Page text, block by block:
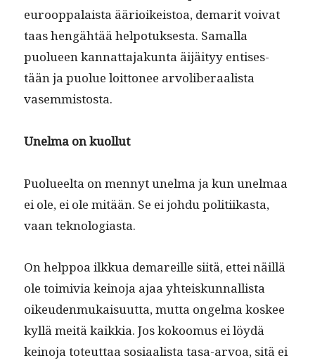
euroop­palaista ääri­oikeis­toa, demar­it voivat
taas hengähtää helpo­tuk­ses­ta. Samal­la
puolueen kan­nat­ta­jakun­ta äijäi­tyy entis­es­
tään ja puolue loit­tonee arvolib­er­aal­ista
vasemmistosta.
Unel­ma on kuollut
Puolueelta on men­nyt unel­ma ja kun unel­maa
ei ole, ei ole mitään. Se ei johdu poli­ti­ikas­ta,
vaan teknologiasta.
On help­poa ilkkua demareille siitä, ettei näil­lä
ole toimivia keino­ja ajaa yhteiskun­nal­lista
oikeu­den­mukaisu­ut­ta, mut­ta ongel­ma kos­kee
kyl­lä meitä kaikkia. Jos kokoomus ei löy­dä
keino­ja toteut­taa sosi­aal­ista tasa-arvoa, sitä ei